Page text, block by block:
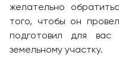
желательно
того, чтобы он
подготовил для
земельному участку.